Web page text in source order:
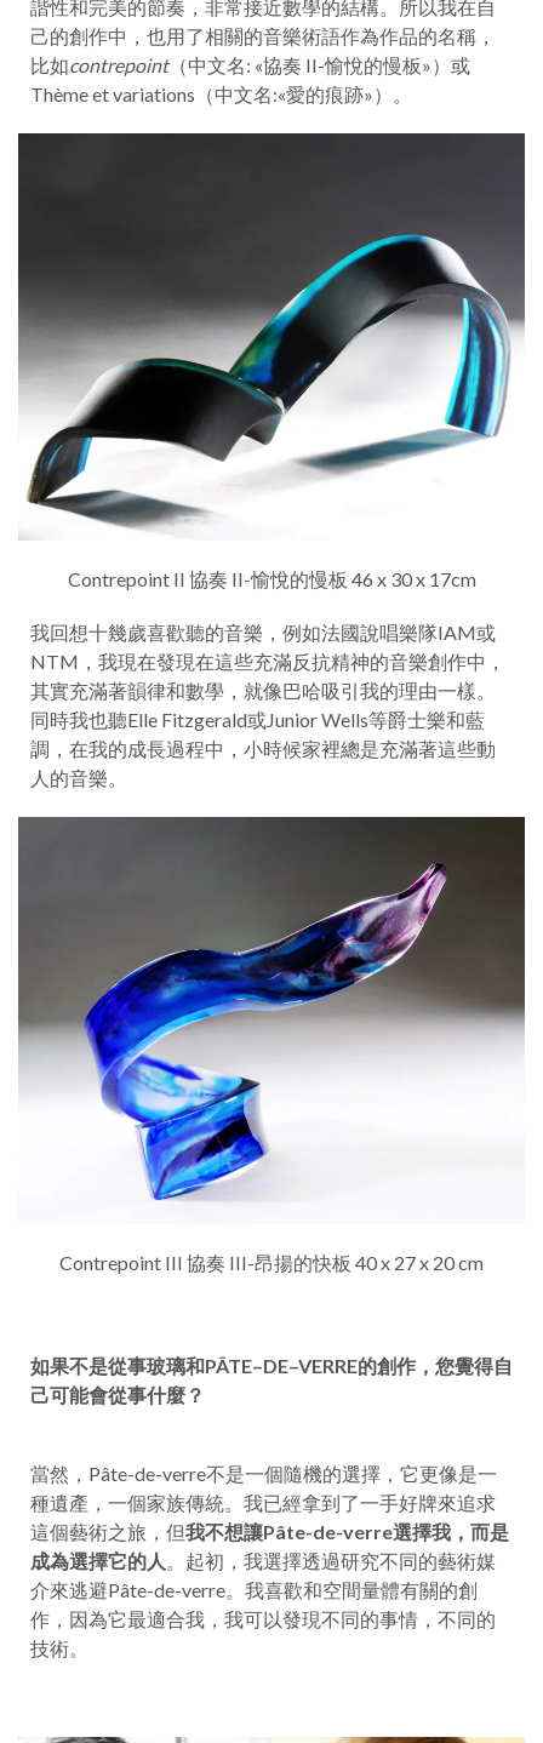
諧性和完美的節奏，非常接近數學的結構。所以我在自
己的創作中，也用了相關的音樂術語作為作品的名稱，
比如contrepoint（中文名: «協奏 II-愉悅的慢板»）或
Thème et variations（中文名:«愛的痕跡»）。
Contrepoint II 協奏 II-愉悅的慢板 46 x 30 x 17cm
我回想十幾歲喜歡聽的音樂，例如法國說唱樂隊IAM或
NTM，我現在發現在這些充滿反抗精神的音樂創作中，
其實充滿著韻律和數學，就像巴哈吸引我的理由一樣。
同時我也聽Elle Fitzgerald或Junior Wells等爵士樂和藍
調，在我的成長過程中，小時候家裡總是充滿著這些動
人的音樂。
Contrepoint III 協奏 III-昂揚的快板 40 x 27 x 20 cm
如果不是從事玻璃和PÂTE–DE–VERRE的創作 ， 您覺得自
己可能會從事什麼 ？
當然，Pâte-de-verre不是一個隨機的選擇，它更像是一
種遺產，一個家族傳統。我已經拿到了一手好牌來追求
這個藝術之旅，但我不想讓Pâte-de-verre選擇我，而是
成為選擇它的人 。起初，我選擇透過研究不同的藝術媒
介來逃避Pâte-de-verre。我喜歡和空間量體有關的創
作，因為它最適合我，我可以發現不同的事情，不同的
技術。